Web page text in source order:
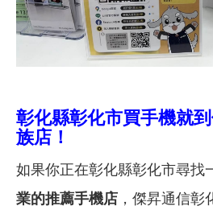
彰化縣彰化市買手機就
族店！
如果你正在彰化縣彰化市尋找
業的推薦手機店 ，傑昇通信